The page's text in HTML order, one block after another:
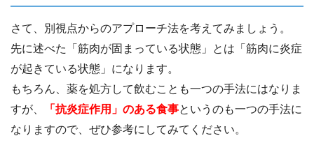
さて、別視点からのアプローチ法を考えてみましょう。
先に述べた「筋肉が固まっている状態」とは「筋肉に炎症
が起きている状態」になります。
もちろん、薬を処方して飲むことも一つの手法にはなりま
すが、
「抗炎症作用」のある食事というのも一つの手法に
なりますので、ぜひ参考にしてみてください。